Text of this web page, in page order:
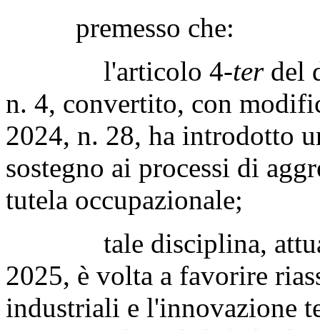
premesso che:
l'articolo 4-terdel
n. 4, convertito, con
2024, n. 28, ha introdotto
sostegno ai processi di
tutela occupazionale;
tale disciplina,
2025, è volta a favorire
industriali e l'innovazione